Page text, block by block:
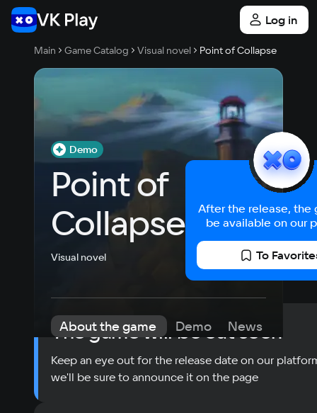
Log in
Main Game Catalog Visual novel Point of Collapse
Demo
Point of
Collapse
Visual novel
After the release, the
be available on our
To
About the game Demo News
The game will be out soon
Keep an eye out for the release date on our
we'll be sure to announce it on the page